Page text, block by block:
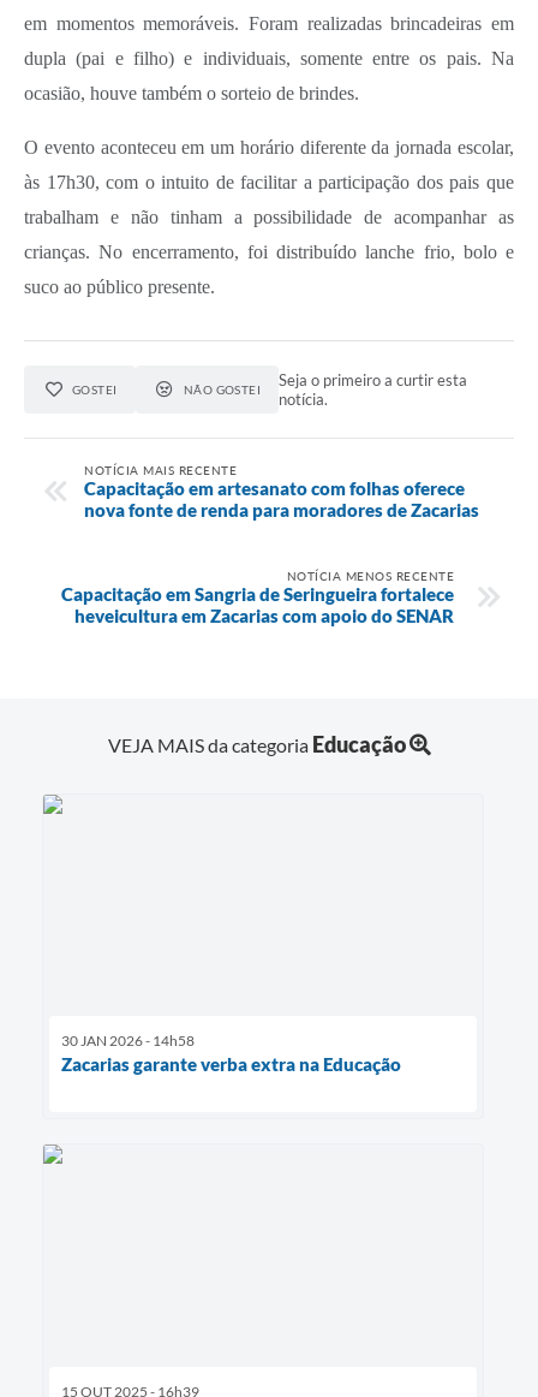
em momentos memoráveis. Foram realizadas brincadeiras em
dupla (pai e filho) e individuais, somente entre os pais. Na
ocasião, houve também o sorteio de brindes.
O evento aconteceu em um horário diferente da jornada escolar,
às 17h30, com o intuito de facilitar a participação dos pais que
trabalham e não tinham a possibilidade de acompanhar as
crianças. No encerramento, foi distribuído lanche frio, bolo e
suco ao público presente.
GOSTEI NÃO GOSTEI
Seja o primeiro a curtir esta
notícia.
NOTÍCIA MAIS RECENTE
Capacitação em artesanato com folhas oferece
nova fonte de renda para moradores de Zacarias
NOTÍCIA MENOS RECENTE
Capacitação em Sangria de Seringueira fortalece
heveicultura em Zacarias com apoio do SENAR
VEJA MAIS da categoria Educação
30 JAN 2026 - 14h58
Zacarias garante verba extra na Educação
15 OUT 2025 - 16h39